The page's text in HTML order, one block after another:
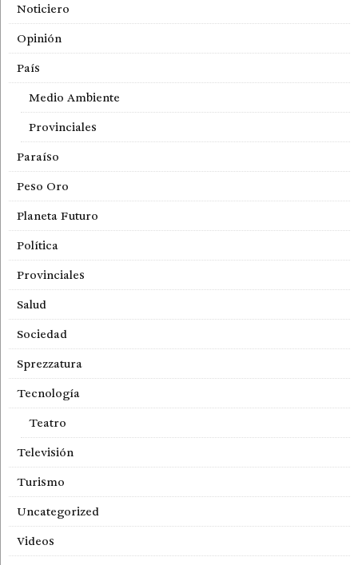
Noticiero
Opinión
País
Medio Ambiente
Provinciales
Paraíso
Peso Oro
Planeta Futuro
Política
Provinciales
Salud
Sociedad
Sprezzatura
Tecnología
Teatro
Televisión
Turismo
Uncategorized
Videos